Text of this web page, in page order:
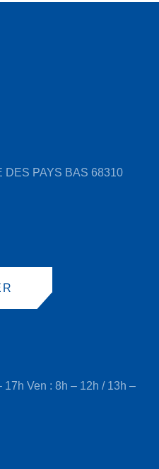
DES PAYS BAS 68310
17h Ven : 8h – 12h / 13h –